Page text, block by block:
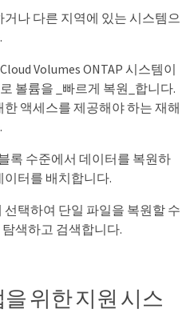
나 다른 지역에 있는 시스템으
Volumes ONTAP 시스템이
볼륨을 _빠르게 복원_합니다.
액세스를 제공해야 하는 재해
록 수준에서 데이터를 복원하
이터를 배치합니다.
택하여 단일 파일을 복원할 수
색하고 검색합니다.
위한 지원 시스